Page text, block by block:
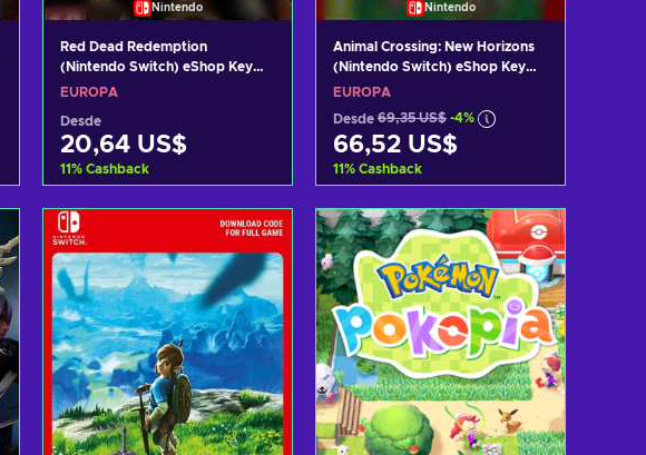
Nintendo
Red Dead Redemption
(Nintendo Switch) eShop Key
EUROPE
EUROPA
Desde
20,64 US$
11% Cashback
Añadir al carrito
Ver ofertas
Nintendo
Animal Crossing: New Horizons
(Nintendo Switch) eShop Key
EUROPE
EUROPA
Desde 69,35 US$ -4%
66,52 US$
11% Cashback
Añadir al carrito
Ver ofertas